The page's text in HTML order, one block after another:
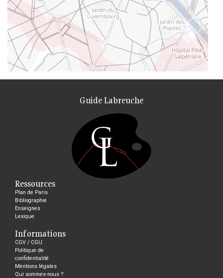
Guide Labreuche
Ressources
Plan de Paris
Bibliographie
Enseignes
Lexique
Informations
CGV / CGU
Politique de
confidentialité
Mentions légales
Qui sommes-nous ?